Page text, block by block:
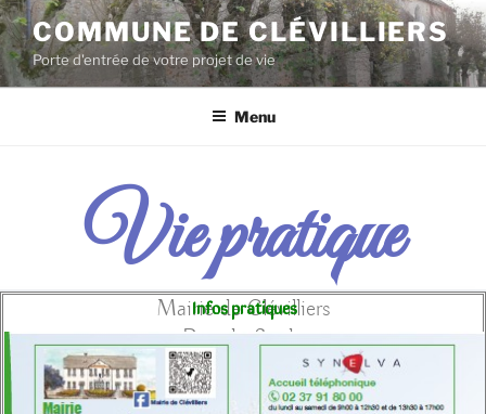
COMMUNE DE CLÉVILLIERS
Porte d'entrée de votre projet de vie
Menu
Vie pratique
Infos pratiques
Mairie de Clévilliers
Rue du Stade
28300 CLÉVILLIERS